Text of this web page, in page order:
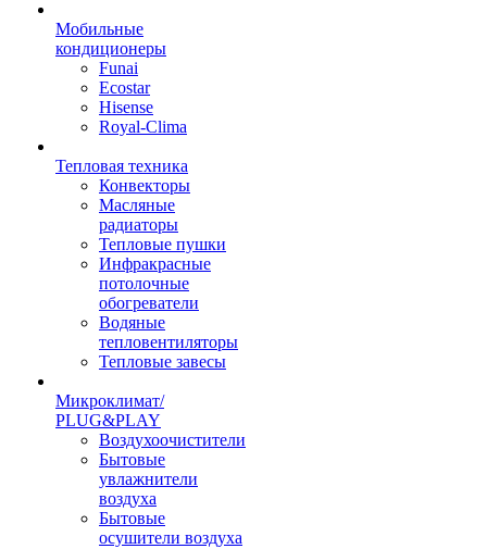
Мобильные
кондиционеры
Funai
Ecostar
Hisense
Royal-Clima
Тепловая техника
Конвекторы
Масляные
радиаторы
Тепловые пушки
Инфракрасные
потолочные
обогреватели
Водяные
тепловентиляторы
Тепловые завесы
Микроклимат/
PLUG&PLAY
Воздухоочистители
Бытовые
увлажнители
воздуха
Бытовые
осушители воздуха